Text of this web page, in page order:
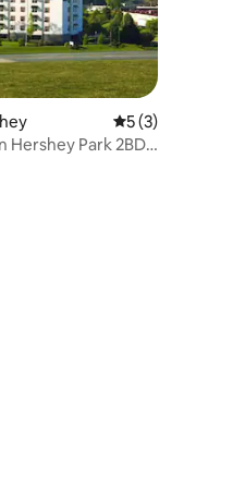
omdömen 5 av 5 i
5 (3)
Hershey Park 2BD